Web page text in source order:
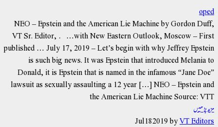
oped
NEO – Epstein and the American Lie Machine by Gordon Duff,
VT Sr. Editor, …with New Eastern Outlook, Moscow – First
published … July 17, 2019 – Let’s begin with why Jeffrey Epstein
is such big news. It was Epstein that introduced Melania to
Donald, it is Epstein that is named in the infamous “Jane Doe”
lawsuit as sexually assaulting a 12 year […] NEO – Epstein and
the American Lie Machine Source: VTT
مزید پڑھیں
Jul182019 byVT Editors